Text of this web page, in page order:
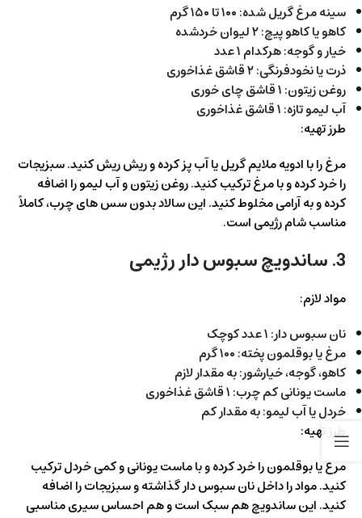
سینه مرغ گریل شده: ۱۰۰ تا ۱۵۰ گرم
کاهو یا کاهو پیچ: ۲ لیوان خردشده
خیار و گوجه: هرکدام ۱ عدد
ذرت یا نخودفرنگی: ۲ قاشق غذاخوری
روغن زیتون: ۱ قاشق چای خوری
آب لیمو تازه: ۱ قاشق غذاخوری
طرز تهیه:
مرغ را با ادویه ملایم گریل یا آب پز کرده و ریش ریش کنید. سبزیجات
را خرد کرده و با مرغ ترکیب کنید. روغن زیتون و آب لیمو را اضافه
کرده و به آرامی مخلوط کنید. این سالاد بدون سس های چرب، کاملاً
مناسب شام رژیمی است.
3. ساندویچ سبوس دار رژیمی
مواد لازم:
نان سبوس دار: ۱ عدد کوچک
مرغ یا بوقلمون پخته: ۱۰۰ گرم
کاهو، گوجه، خیارشور: به مقدار لازم
ماست یونانی کم چرب: ۱ قاشق غذاخوری
خردل یا آب لیمو: به مقدار کم
طرز تهیه:
مرغ یا بوقلمون را خرد کرده و با ماست یونانی و کمی خردل ترکیب
کنید. مواد را داخل نان سبوس دار گذاشته و سبزیجات را اضافه
کنید. این ساندویچ هم سبک است و هم احساس سیری مناسبی